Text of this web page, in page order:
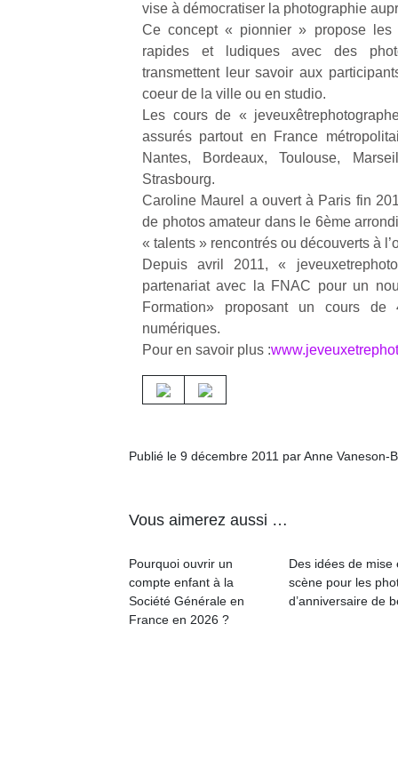
vise à démocratiser la photographie
Ce concept « pionnier » propose les
rapides et ludiques avec des
transmettent leur savoir aux
coeur de la ville ou en studio.
Les cours de «
assurés partout en France
Nantes, Bordeaux, Toulouse,
Strasbourg.
Caroline Maurel a ouvert à Paris fin
de photos amateur dans le 6ème
« talents » rencontrés ou découverts à
Depuis avril 2011, «
partenariat avec la FNAC pour un
Formation» proposant un cours
numériques.
Pour en savoir plus :
Publié le 9 décembre 2011 par Anne Vaneson-
Vous aimerez aussi …
Pourquoi ouvrir un
compte enfant à la
Société Générale en
France en 2026 ?
Des idées de mise
scène pour les
d’anniversaire de
NextGen,
une
nouvelle
trottinette
mécanique
Beeper
Les
enfants
débordent
souvent
d’énergie.
occupations
n’est pas
toujours
simple.
Conjuguer
divertissement,
physique
ou
trampolines
grands et
les petits !
Durant les
vacances
estivales
retour des
beaux
jours, c’est
l’occasion
rêvée
pour les
enfants
de